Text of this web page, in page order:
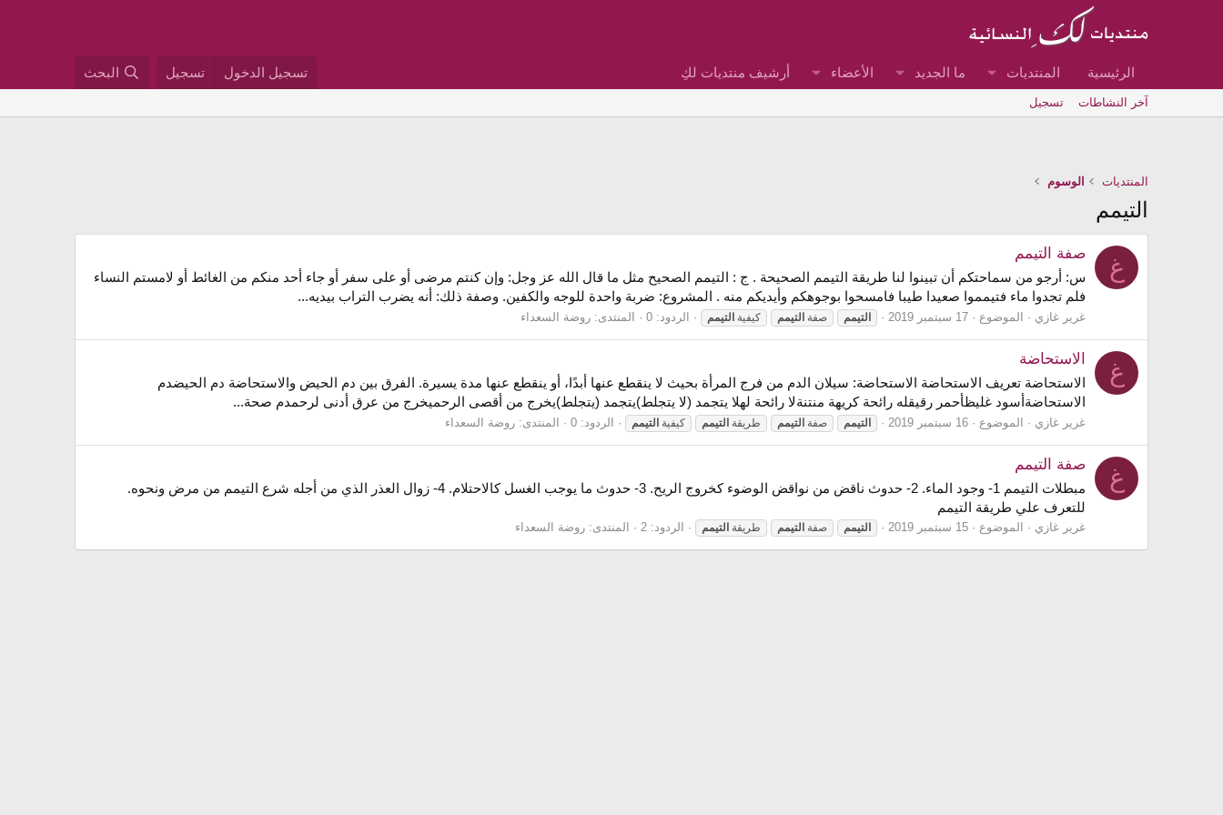
الرئيسية المنتديات ما الجديد الأعضاء أرشيف منتديات لكِ تسجيل الدخول تسجيل البحث
آخر النشاطات تسجيل
المنتديات الوسوم
التيمم
غ صفة التيمم
س: أرجو من سماحتكم أن تبينوا لنا طريقة التيمم الصحيحة . ج : التيمم الصحيح مثل ما قال الله عز وجل: وإن كنتم مرضى أو على سفر أو جاء أحد منكم من الغائط أو لامستم النساء
فلم تجدوا ماء فتيمموا صعيدا طيبا فامسحوا بوجوهكم وأيديكم منه . المشروع: ضربة واحدة للوجه والكفين. وصفة ذلك: أنه يضرب التراب بيديه...
غرير غازي الموضوع 17 سبتمبر 2019 التيمم صفة التيمم كيفية التيمم الردود: 0 المنتدى: روضة السعداء
غ الاستحاضة
الاستحاضة تعريف الاستحاضة الاستحاضة: سيلان الدم من فرج المرأة بحيث لا ينقطع عنها أبدًا، أو ينقطع عنها مدة يسيرة. الفرق بين دم الحيض والاستحاضة دم الحيضدم
الاستحاضةأسود غليظأحمر رقيقله رائحة كريهة منتنةلا رائحة لهلا يتجمد (لا يتجلط)يتجمد (يتجلط)يخرج من أقصى الرحميخرج من عرق أدنى لرحمدم صحة...
غرير غازي الموضوع 16 سبتمبر 2019 التيمم صفة التيمم طريقة التيمم كيفية التيمم الردود: 0 المنتدى: روضة السعداء
غ صفة التيمم
مبطلات التيمم 1- وجود الماء. 2- حدوث ناقض من نواقض الوضوء كخروج الريح. 3- حدوث ما يوجب الغسل كالاحتلام. 4- زوال العذر الذي من أجله شرع التيمم من مرض ونحوه.
للتعرف علي طريقة التيمم
غرير غازي الموضوع 15 سبتمبر 2019 التيمم صفة التيمم طريقة التيمم الردود: 2 المنتدى: روضة السعداء